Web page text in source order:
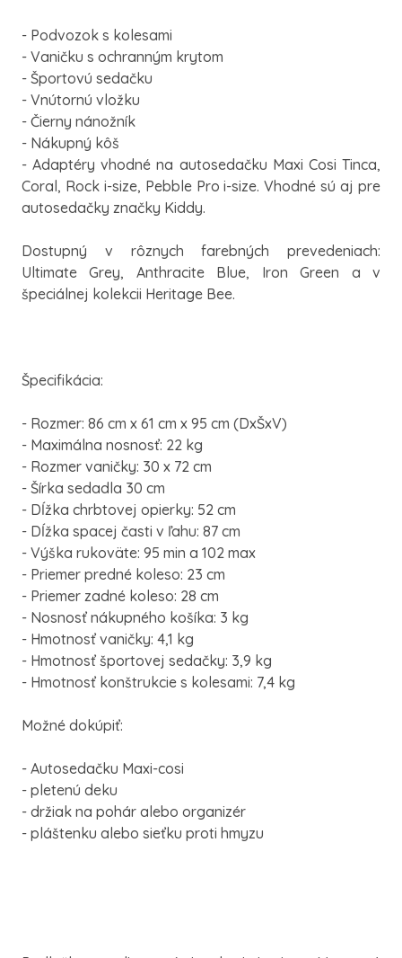
- Podvozok s kolesami
- Vaničku s ochranným krytom
- Športovú sedačku
- Vnútornú vložku
- Čierny nánožník
- Nákupný kôš
- Adaptéry vhodné na autosedačku Maxi Cosi Tinca,
Coral, Rock i-size, Pebble Pro i-size. Vhodné sú aj pre
autosedačky značky Kiddy.
Dostupný v rôznych farebných prevedeniach:
Ultimate Grey, Anthracite Blue, Iron Green a v
špeciálnej kolekcii Heritage Bee.
Špecifikácia:
- Rozmer: 86 cm x 61 cm x 95 cm (DxŠxV)
- Maximálna nosnosť: 22 kg
- Rozmer vaničky: 30 x 72 cm
- Šírka sedadla 30 cm
- Dĺžka chrbtovej opierky: 52 cm
- Dĺžka spacej časti v ľahu: 87 cm
- Výška rukoväte: 95 min a 102 max
- Priemer predné koleso: 23 cm
- Priemer zadné koleso: 28 cm
- Nosnosť nákupného košíka: 3 kg
- Hmotnosť vaničky: 4,1 kg
- Hmotnosť športovej sedačky: 3,9 kg
- Hmotnosť konštrukcie s kolesami: 7,4 kg
Možné dokúpiť:
- Autosedačku Maxi-cosi
- pletenú deku
- držiak na pohár alebo organizér
- pláštenku alebo sieťku proti hmyzu